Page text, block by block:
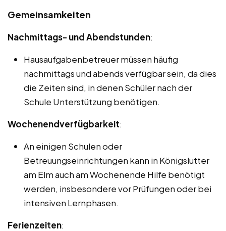
Gemeinsamkeiten
Nachmittags- und Abendstunden:
Hausaufgabenbetreuer müssen häufig
nachmittags und abends verfügbar sein, da dies
die Zeiten sind, in denen Schüler nach der
Schule Unterstützung benötigen.
Wochenendverfügbarkeit:
An einigen Schulen oder
Betreuungseinrichtungen kann in Königslutter
am Elm auch am Wochenende Hilfe benötigt
werden, insbesondere vor Prüfungen oder bei
intensiven Lernphasen.
Ferienzeiten: